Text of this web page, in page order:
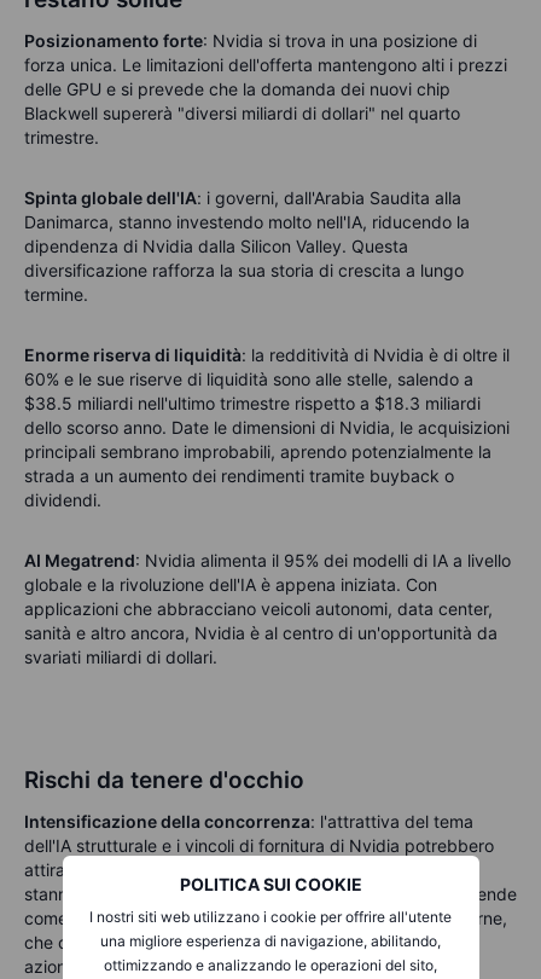
POLITICA SUI COOKIE
I nostri siti web utilizzano i cookie per offrire all'utente
una migliore esperienza di navigazione, abilitando,
ottimizzando e analizzando le operazioni del sito,
Posizionamento forte: Nvidia si trova in una posizione di
forza unica. Le limitazioni dell'offerta mantengono alti i prezzi
delle GPU e si prevede che la domanda dei nuovi chip
Blackwell supererà "diversi miliardi di dollari" nel quarto
trimestre.
Spinta globale dell'IA: i governi, dall'Arabia Saudita alla
Danimarca, stanno investendo molto nell'IA, riducendo la
dipendenza di Nvidia dalla Silicon Valley. Questa
diversificazione rafforza la sua storia di crescita a lungo
termine.
Enorme riserva di liquidità: la redditività di Nvidia è di oltre il
60% e le sue riserve di liquidità sono alle stelle, salendo a
$38.5 miliardi nell'ultimo trimestre rispetto a $18.3 miliardi
dello scorso anno. Date le dimensioni di Nvidia, le acquisizioni
principali sembrano improbabili, aprendo potenzialmente la
strada a un aumento dei rendimenti tramite buyback o
dividendi.
AI Megatrend: Nvidia alimenta il 95% dei modelli di IA a livello
globale e la rivoluzione dell'IA è appena iniziata. Con
applicazioni che abbracciano veicoli autonomi, data center,
sanità e altro ancora, Nvidia è al centro di un'opportunità da
svariati miliardi di dollari.
Rischi da tenere d'occhio
Intensificazione della concorrenza: l'attrattiva del tema
dell'IA strutturale e i vincoli di fornitura di Nvidia potrebbero
attirare una forte concorrenza. AMD, Intel e i nuovi arrivati
stanno potenziando le loro capacità di chip AI. Inoltre, aziende
come Google e Amazon stanno sviluppando soluzioni interne,
che col tempo potrebbero intaccare il mercato di Nvidia
azione.